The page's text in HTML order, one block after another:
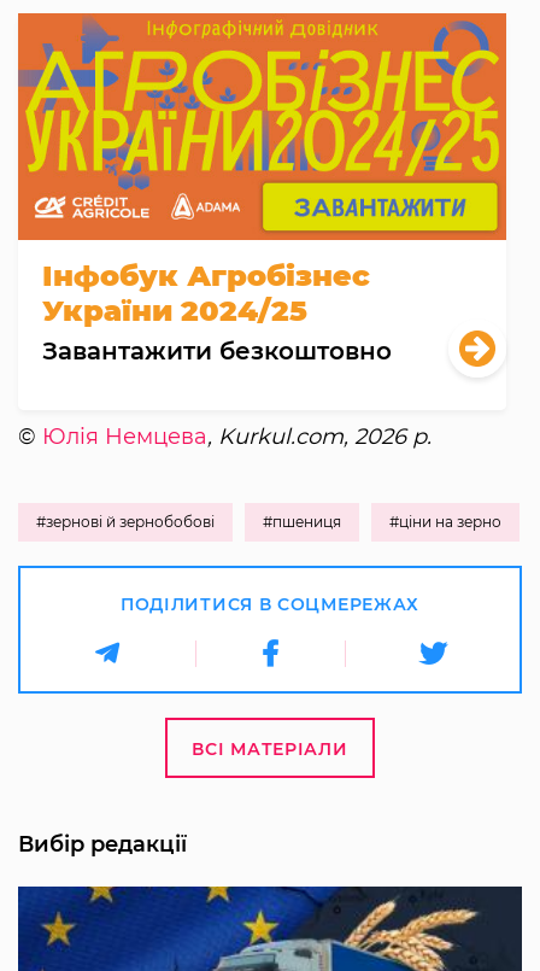
Інфобук Агробізнес
України 2024/25
Завантажити безкоштовно
© Юлія Немцева, Kurkul.com, 2026 р.
#зернові й зернобобові #пшениця #ціни на зерно
ПОДІЛИТИСЯ В СОЦМЕРЕЖАХ
ВСІ МАТЕРІАЛИ
Вибір редакції